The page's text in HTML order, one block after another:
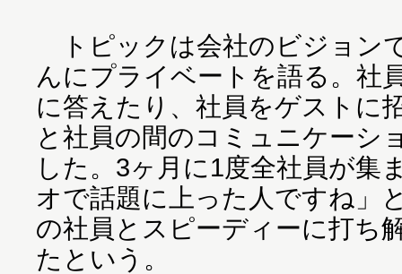
トピックは会社のビジョン
んにプライベートを語る。社
に答えたり、社員をゲストに
と社員の間のコミュニケーシ
した。3ヶ月に1度全社員が集
オで話題に上った人ですね」
の社員とスピーディーに打ち
たという。